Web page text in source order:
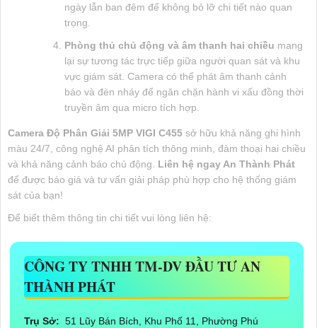
ngày lẫn ban đêm để không bỏ lỡ chi tiết nào quan
trọng.
Phòng thủ chủ động và âm thanh hai chiều mang
lại sự tương tác trực tiếp giữa người quan sát và khu
vực giám sát. Camera có thể phát âm thanh cảnh
báo và đèn nháy để ngăn chặn hành vi xấu đồng thời
truyền âm qua micro tích hợp.
Camera Độ Phân Giải 5MP VIGI C455 sở hữu khả năng ghi hình
màu 24/7, công nghệ AI phân tích thông minh, đàm thoại hai chiều
và khả năng cảnh báo chủ động. Liên hệ ngay An Thành Phát
để được báo giá và tư vấn giải pháp phù hợp cho hệ thống giám
sát của bạn!
Để biết thêm thông tin chi tiết vui lòng liên hệ:
CÔNG TY TNHH TM-DV ĐẦU TƯ AN
THÀNH PHÁT
Trụ Sở: 51 Lũy Bán Bích, Khu Phố 11, Phường Phú